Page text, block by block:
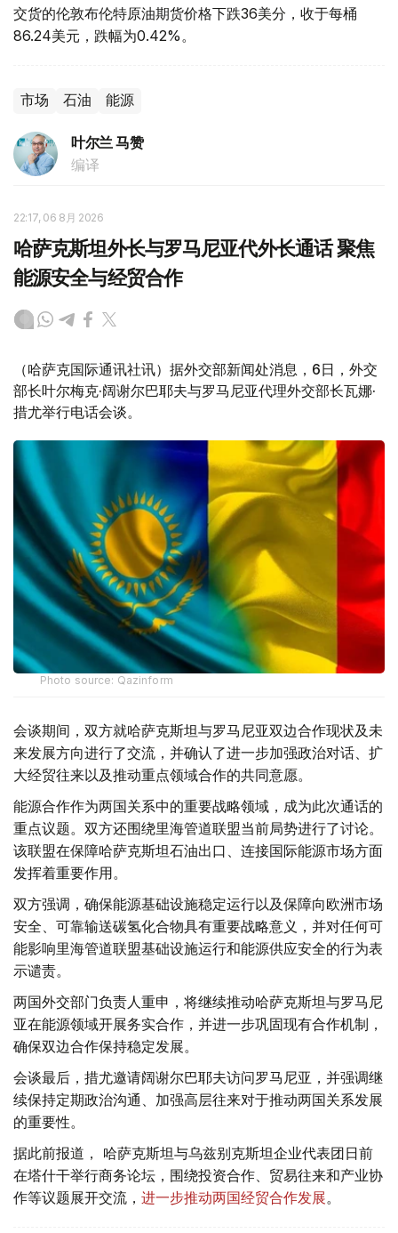
交货的伦敦布伦特原油期货价格下跌36美分，收于每桶
86.24美元，跌幅为0.42%。
市场 石油 能源
叶尔兰 马赞
编译
22:17, 06 8月 2026
哈萨克斯坦外长与罗马尼亚代外长通话 聚焦
能源安全与经贸合作
（哈萨克国际通讯社讯）据外交部新闻处消息，6日，外交
部长叶尔梅克·阔谢尔巴耶夫与罗马尼亚代理外交部长瓦娜·
措尤举行电话会谈。
Photo source: Qazinform
会谈期间，双方就哈萨克斯坦与罗马尼亚双边合作现状及未
来发展方向进行了交流，并确认了进一步加强政治对话、扩
大经贸往来以及推动重点领域合作的共同意愿。
能源合作作为两国关系中的重要战略领域，成为此次通话的
重点议题。双方还围绕里海管道联盟当前局势进行了讨论。
该联盟在保障哈萨克斯坦石油出口、连接国际能源市场方面
发挥着重要作用。
双方强调，确保能源基础设施稳定运行以及保障向欧洲市场
安全、可靠输送碳氢化合物具有重要战略意义，并对任何可
能影响里海管道联盟基础设施运行和能源供应安全的行为表
示谴责。
两国外交部门负责人重申，将继续推动哈萨克斯坦与罗马尼
亚在能源领域开展务实合作，并进一步巩固现有合作机制，
确保双边合作保持稳定发展。
会谈最后，措尤邀请阔谢尔巴耶夫访问罗马尼亚，并强调继
续保持定期政治沟通、加强高层往来对于推动两国关系发展
的重要性。
据此前报道， 哈萨克斯坦与乌兹别克斯坦企业代表团日前
在塔什干举行商务论坛，围绕投资合作、贸易往来和产业协
作等议题展开交流， 进一步推动两国经贸合作发展。